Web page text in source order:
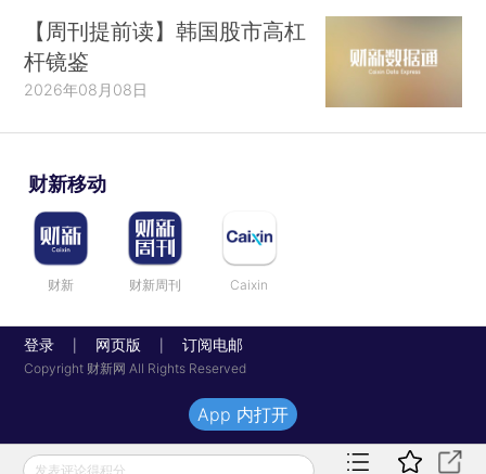
【周刊提前读】韩国股市高杠
杆镜鉴
2026年08月08日
财新移动
财新 财新周刊 Caixin
登录 网页版 订阅电邮
Copyright 财新网 All Rights Reserved
发表评论得积分
App 内打开